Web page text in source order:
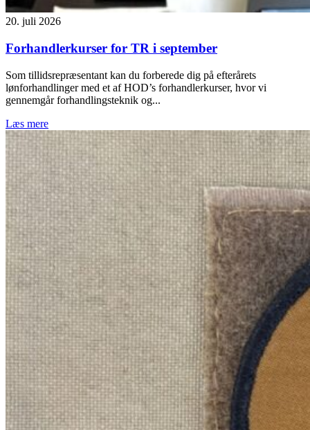
20. juli 2026
Forhandlerkurser for TR i september
Som tillidsrepræsentant kan du forberede dig på efterårets
lønforhandlinger med et af HOD’s forhandlerkurser, hvor vi
gennemgår forhandlingsteknik og...
Læs mere